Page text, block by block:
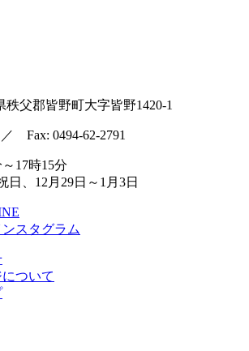
秩父郡皆野町大字皆野1420-1
Fax: 0494-62-2791
17時15分
日、12月29日～1月3日
スタグラム
ついて